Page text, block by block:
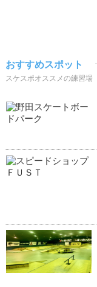
おすすめスポット
スケスポオススメの練習場